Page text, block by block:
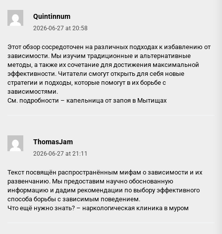
Quintinnum
2026-06-27 at 20:58
Этот обзор сосредоточен на различных подходах к избавлению от
зависимости. Мы изучим традиционные и альтернативные
методы, а также их сочетание для достижения максимальной
эффективности. Читатели смогут открыть для себя новые
стратегии и подходы, которые помогут в их борьбе с
зависимостями.
См. подробности – капельница от запоя в Мытищах
ThomasJam
2026-06-27 at 21:11
Текст посвящён распространённым мифам о зависимости и их
развенчанию. Мы предоставим научно обоснованную
информацию и дадим рекомендации по выбору эффективного
способа борьбы с зависимым поведением.
Что ещё нужно знать? – наркологическая клиника в муром